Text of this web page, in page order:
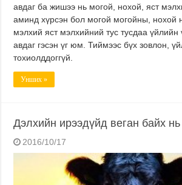
авдаг ба жишээ нь могой, нохой, яст
аминд хүрсэн бол могой могойны, нохой
мэлхий яст мэлхийний тус тусдаа үйлийн
авдаг гэсэн үг юм. Тиймээс бүх зовлон,
тохиолддоггүй.
Унших »
Дэлхийн ирээдүйд веган байх
2016/10/17